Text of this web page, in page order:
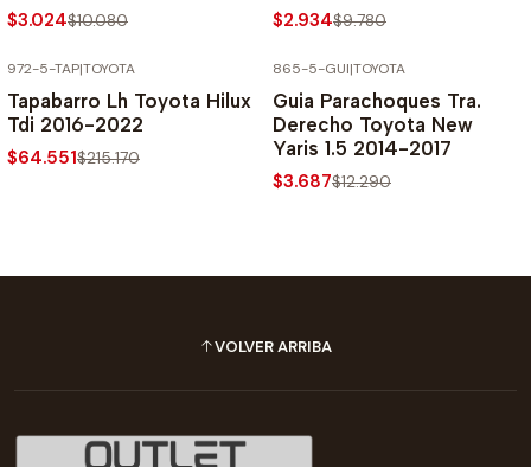
$3.024$10.080
$2.934$9.780
972-5-TAP|TOYOTA
Tapabarro Lh Toyota Hilux
Tdi 2016-2022
$64.551$215.170
865-5-GUI|TOYOTA
Guia Parachoques Tra.
Derecho Toyota New
Yaris 1.5 2014-2017
$3.687$12.290
VOLVER ARRIBA